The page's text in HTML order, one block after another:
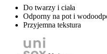
Do twarzy i ciała
Odporny na pot i
Przyjemna tekstura